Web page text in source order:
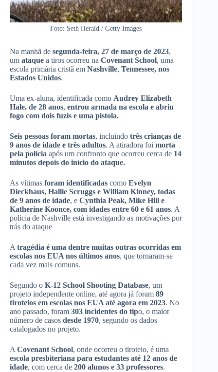
Foto: Seth Herald / Getty Images
Na manhã de segunda-feira, 27 de março de 2023,
um ataque a tiros ocorreu na Covenant School, uma
escola primária cristã em Nashville, Tennessee, nos
Estados Unidos.
Uma ex-aluna, identificada como Audrey Elizabeth
Hale, de 28 anos, entrou armada na escola e abriu
fogo com dois fuzis e uma pistola.
Seis pessoas foram mortas, incluindo três crianças de
9 anos de idade e três adultos. A atiradora foi morta
pela polícia após um confronto que ocorreu cerca de 14
minutos depois do início do ataque.
As vítimas foram identificadas como Evelyn
Dieckhaus, Hallie Scruggs e William Kinney, todas
de 9 anos de idade, e Cynthia Peak, Mike Hill e
Katherine Koonce, com idades entre 60 e 61 anos. A
polícia de Nashville está investigando as motivações por
trás do ataque
A tragédia é uma dentre muitas outras ocorridas em
escolas nos EUA nos últimos anos, que tornaram-se
cada vez mais comuns.
Segundo o K-12 School Shooting Database, um
projeto independente online, até agora já foram 89
tiroteios em escolas nos EUA até agora em 2023. No
ano passado, foram 303 incidentes do tipo, o maior
número de casos desde 1970, segundo os dados
catalogados no projeto.
A Covenant School, onde ocorreu o tiroteio, é uma
escola presbiteriana para estudantes até 12 anos de
idade, com cerca de 200 alunos e 33 professores.